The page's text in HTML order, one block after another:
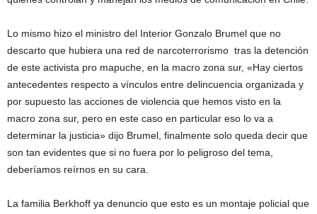
Lo mismo hizo el ministro del Interior Gonzalo Brumel que no
descarto que hubiera una red de narcoterrorismo tras la detención
de este activista pro mapuche, en la macro zona sur, «Hay ciertos
antecedentes respecto a vínculos entre delincuencia organizada y
por supuesto las acciones de violencia que hemos visto en la
macro zona sur, pero en este caso en particular eso lo va a
determinar la justicia» dijo Brumel, finalmente solo queda decir que
son tan evidentes que si no fuera por lo peligroso del tema,
deberíamos reírnos en su cara.
La familia Berkhoff ya denuncio que esto es un montaje policial que